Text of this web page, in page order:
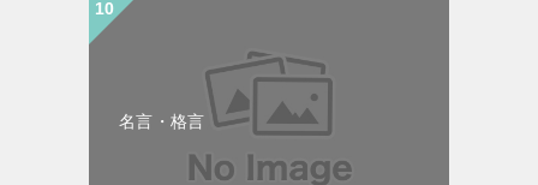
名言・格言